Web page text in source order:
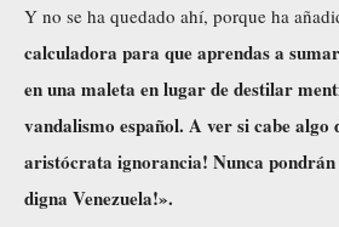
Y no se ha quedado ahí, porque ha
calculadora para que aprendas a
en una maleta en lugar de destilar
vandalismo español. A ver si cabe algo
aristócrata ignorancia! Nunca pondrán
digna Venezuela!».